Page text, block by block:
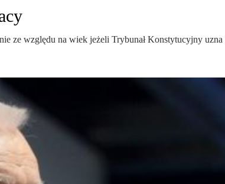
ze względu na wiek jeżeli Trybunał Konstytucyjny